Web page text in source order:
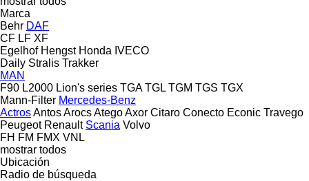
Marca
Behr DAF
CF LF XF
Egelhof Hengst Honda IVECO
Daily Stralis Trakker
MAN
F90 L2000 Lion's series TGA TGL TGM TGS TGX
Mann-Filter Mercedes-Benz
ActrosAntosArocsAtegoAxor Citaro Conecto Econic Travego
Peugeot Renault Scania Volvo
FH FM FMX VNL
mostrar todos
Ubicación
Radio de búsqueda